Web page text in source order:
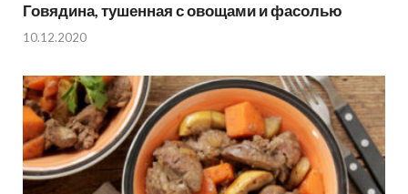
Говядина, тушенная с овощами и фасолью
10.12.2020